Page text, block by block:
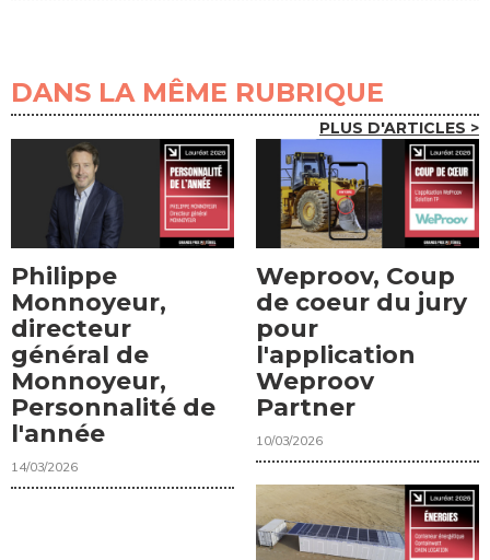
DANS LA MÊME RUBRIQUE
PLUS D'ARTICLES >
Philippe
Monnoyeur,
directeur
général de
Monnoyeur,
Personnalité de
l'année
14/03/2026
Weproov, Coup
de coeur du jury
pour
l'application
Weproov
Partner
10/03/2026